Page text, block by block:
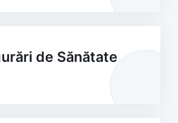
de Sănătate